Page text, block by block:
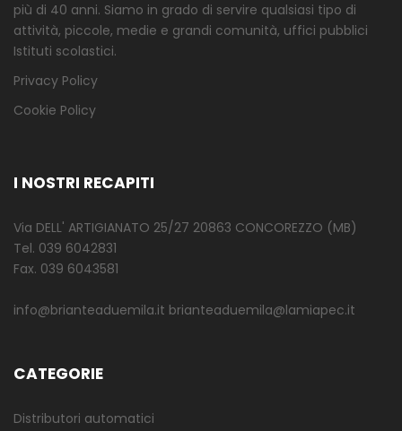
più di 40 anni. Siamo in grado di servire qualsiasi tipo di
attività, piccole, medie e grandi comunità, uffici pubblici
Istituti scolastici.
Privacy Policy
Cookie Policy
I NOSTRI RECAPITI
Via DELL' ARTIGIANATO 25/27 20863 CONCOREZZO (MB)
Tel. 039 6042831
Fax. 039 6043581
info@brianteaduemila.it brianteaduemila@lamiapec.it
CATEGORIE
Distributori automatici